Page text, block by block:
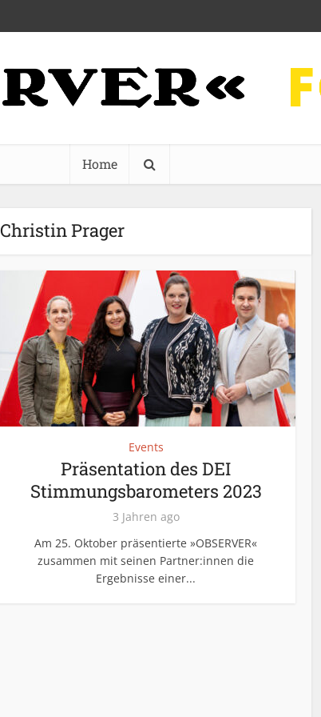
Home
Prager
Events
Präsentation des DEI
Stimmungsbarometers 2023
3 Jahren ago
Am 25. Oktober präsentierte »OBSERVER«
zusammen mit seinen Partner:innen die
Ergebnisse einer...